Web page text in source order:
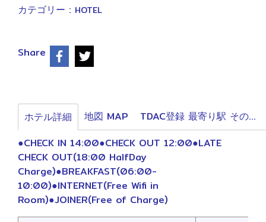
カテゴリー : HOTEL
Share
ホテル詳細 地図 MAP
TDAC登録 最寄り駅 その他の情報
●CHECK IN 14:00●CHECK OUT 12:00●LATE
CHECK OUT(18:00 HalfDay
Charge)●BREAKFAST(06:00-
10:00)●INTERNET(Free Wifi in
Room)●JOINER(Free of Charge)